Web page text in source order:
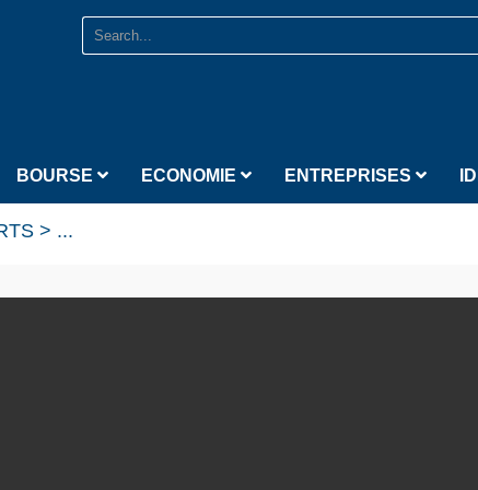
BOURSE ECONOMIE ENTREPRISES
> ...